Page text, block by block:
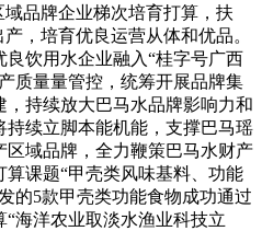
品牌企业梯次培育打算，扶
，培育优良运营从体和优品。
饮用水企业融入“桂字号广西
质量量管控，统筹开展品牌集
持续放大巴马水品牌影响力和
续立脚本能机能，支撑巴马瑶
域品牌，全力鞭策巴马水财产
课题“甲壳类风味基料、功能
的5款甲壳类功能食物成功通过
海洋农业取淡水渔业科技立